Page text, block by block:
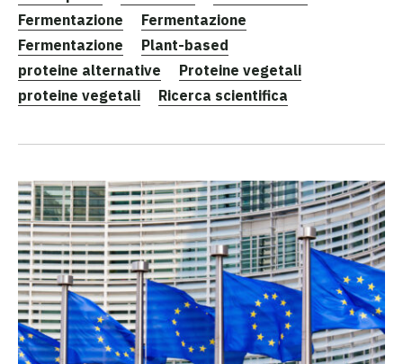
Fermentazione
Fermentazione
Fermentazione
Plant-based
proteine alternative
Proteine vegetali
proteine vegetali
Ricerca scientifica